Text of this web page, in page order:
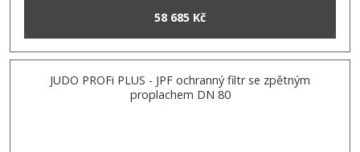
58 685 Kč
JUDO PROFi PLUS - JPF ochranný filtr se zpětným
proplachem DN 80